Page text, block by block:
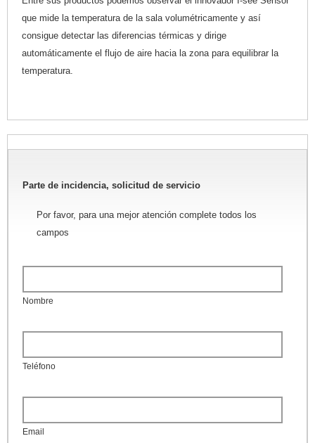
que mide la temperatura de la sala volumétricamente y así
consigue detectar las diferencias térmicas y dirige
automáticamente el flujo de aire hacia la zona para equilibrar la
temperatura.
Parte de incidencia, solicitud de servicio
Por favor, para una mejor atención complete todos los
campos
Nombre
Teléfono
Email